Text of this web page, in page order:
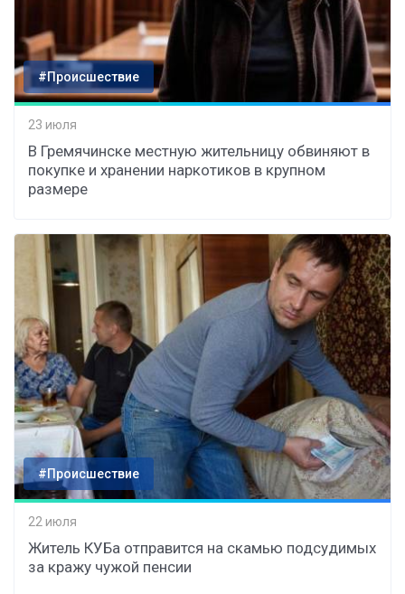
#Происшествие
23 июля
В Гремячинске местную жительницу обвиняют в
покупке и хранении наркотиков в крупном
размере
#Происшествие
22 июля
Житель КУБа отправится на скамью подсудимых
за кражу чужой пенсии